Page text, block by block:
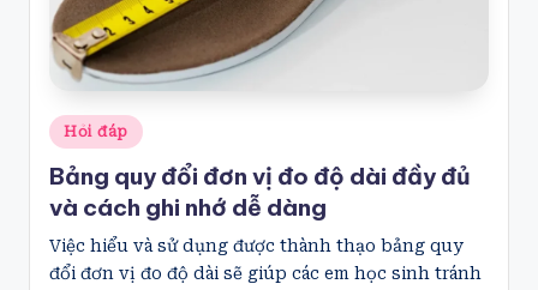
Posted
in
Hỏi đáp
Bảng quy đổi đơn vị đo độ dài đầy đủ
và cách ghi nhớ dễ dàng
Việc hiểu và sử dụng được thành thạo bảng quy
đổi đơn vị đo độ dài sẽ giúp các em học sinh tránh